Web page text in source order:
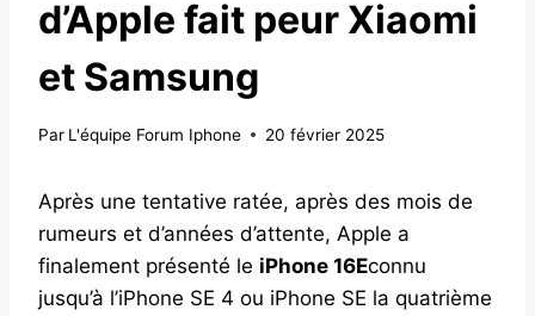
d’Apple fait peur Xiaomi
et Samsung
Par L'équipe Forum Iphone 20 février 2025
Après une tentative ratée, après des mois de
rumeurs et d’années d’attente, Apple a
finalement présenté le iPhone 16Econnu
jusqu’à l’iPhone SE 4 ou iPhone SE la quatrième